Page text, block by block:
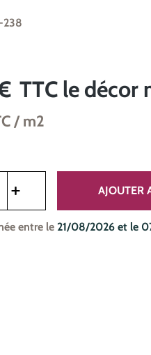
238
TTC le décor
/ m2
AJOUTER
entre le 21/08/2026 et le